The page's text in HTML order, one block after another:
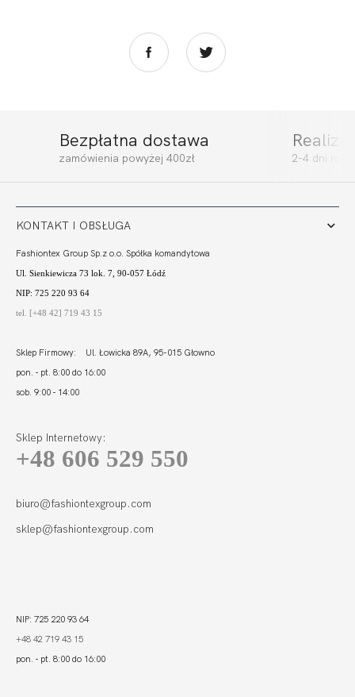
Bezpłatna dostawa
zamówienia powyżej 400zł 2-4 dni
KONTAKT I OBSŁUGA
Fashiontex Group Sp.z o.o. Spółka komandytowa
Ul. Sienkiewicza 73 lok. 7, 90-057 Łódź
NIP: 725 220 93 64
tel. [+48 42] 719 43 15
Sklep Firmowy: Ul. Łowicka 89A, 95-015 Głowno
pon. - pt. 8:00 do 16:00
sob. 9:00 - 14:00
Sklep Internetowy:
+48 606 529 550
biuro@fashiontexgroup.com
sklep@fashiontexgroup.com
NIP: 725 220 93 64
+48 42 719 43 15
pon. - pt. 8:00 do 16:00